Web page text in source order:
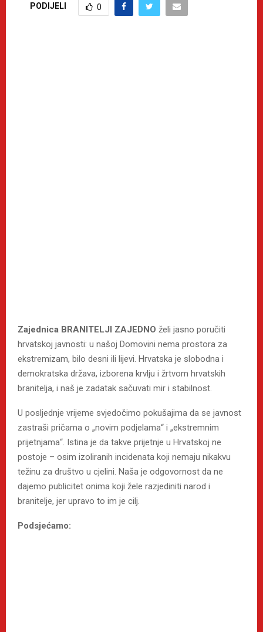
PODIJELI 0
Zajednica BRANITELJI ZAJEDNO želi jasno poručiti
hrvatskoj javnosti: u našoj Domovini nema prostora za
ekstremizam, bilo desni ili lijevi. Hrvatska je slobodna i
demokratska država, izborena krvlju i žrtvom hrvatskih
branitelja, i naš je zadatak sačuvati mir i stabilnost.
U posljednje vrijeme svjedočimo pokušajima da se javnost
zastraši pričama o „novim podjelama“ i „ekstremnim
prijetnjama“. Istina je da takve prijetnje u Hrvatskoj ne
postoje – osim izoliranih incidenata koji nemaju nikakvu
težinu za društvo u cjelini. Naša je odgovornost da ne
dajemo publicitet onima koji žele razjediniti narod i
branitelje, jer upravo to im je cilj.
Podsjećamo: